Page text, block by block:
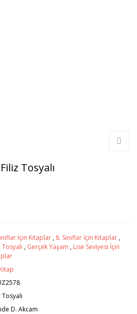
Tosyalı
İçin Kitaplar , 8. Sınıflar İçin Kitaplar ,
Tosyalı , Gerçek Yaşam , Lise Seviyesi İçin
Tosyalı
D. Akcam